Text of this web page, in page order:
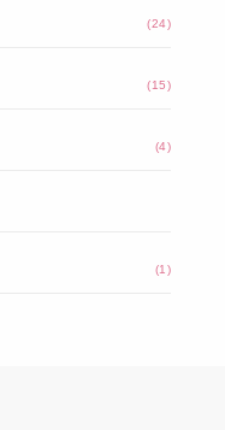
(24)
(15)
(4)
(1)